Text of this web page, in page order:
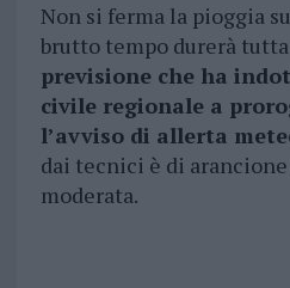
Non si ferma la pioggia
brutto tempo durerà
previsione che ha
civile regionale a
l’avviso di allerta
dai tecnici è di
moderata.